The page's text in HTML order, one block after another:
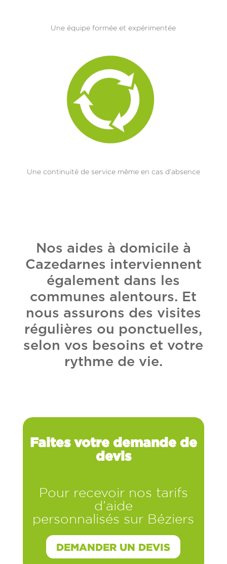
Une équipe formée et expérimentée
Une continuité de service même en cas d’absence
Nos aides à domicile à
Cazedarnes interviennent
également dans les
communes alentours. Et
nous assurons des visites
régulières ou ponctuelles,
selon vos besoins et votre
rythme de vie.
Faites votre demande de
devis
Pour recevoir nos tarifs
d’aide
personnalisés sur Béziers
DEMANDER UN DEVIS